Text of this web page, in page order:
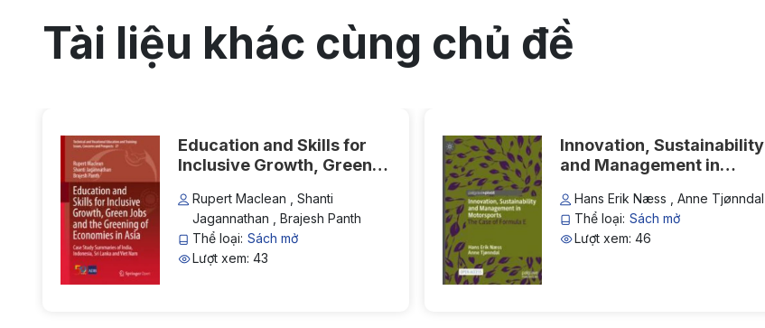
Flipbook Plugin Help
documentation.
Tài liệu khác cùng chủ đề
Education and Skills for
Inclusive Growth, Green
Economies in Asia: Case
Study Summaries of India,
Indonesia, Sri Lanka and
Viet Nam
Rupert Maclean , Shanti
Jagannathan , Brajesh Panth
Thể loại: Sách mở
Lượt xem: 43
Innovation, Sustainability
and Management in
Formula E
Hans Erik Næss , Anne Tjønndal
Thể loại: Sách mở
Lượt xem: 46